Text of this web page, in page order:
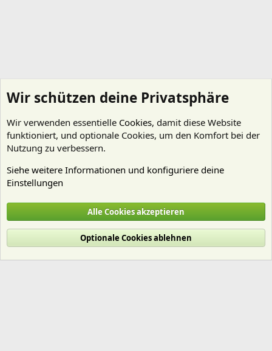
Cookies
Deutsch (Du)
Nutzungsbedingungen
Datenschutz Hilfe und Impressum
R
Wir schützen deine Privatsphäre
Wir verwenden essentielle Cookies, damit diese Website
funktioniert, und optionale Cookies, um den Komfort bei der
Nutzung zu verbessern.
Siehe weitere Informationen und konfiguriere deine
Einstellungen
Alle Cookies akzeptieren
Optionale Cookies ablehnen